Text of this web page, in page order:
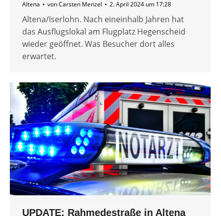
Altena vonCarsten Menzel 2. April 2024 um 17:28
Altena/Iserlohn. Nach eineinhalb Jahren hat
das Ausflugslokal am Flugplatz Hegenscheid
wieder geöffnet. Was Besucher dort alles
erwartet.
UPDATE: Rahmedestraße in Altena